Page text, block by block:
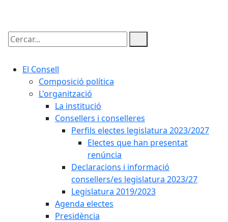
Cercar:
El Consell
Composició política
L'organització
La institució
Consellers i conselleres
Perfils electes legislatura 2023/2027
Electes que han presentat
renúncia
Declaracions i informació
consellers/es legislatura 2023/27
Legislatura 2019/2023
Agenda electes
Presidència